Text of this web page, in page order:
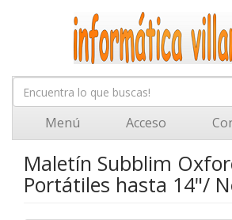
Menú Acceso
Maletín Subblim
Portátiles hasta 14"/